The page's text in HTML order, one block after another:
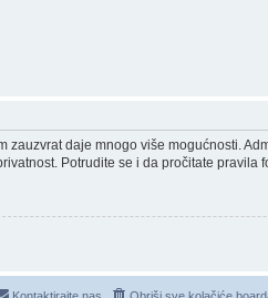
daje mnogo više mogućnosti.
Potrudite se i da pročitate pravila